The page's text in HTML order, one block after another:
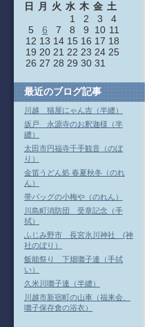
日
月 火 水 木 金 土
1
2 3
4
5
6 7 8 9 10 11
12 13 14 15 16 17 18
19 20 21 22 23 24 25
26 27 28 29 30 31
最近のブログ記事
川越 猫屋にゃん吉（半纏）
坂戸 永源寺のお釈迦様（半
纏）
太田市円福寺千手観音（のぼ
り）
金笛うどん処 春夏秋冬（のれ
ん）
帯バッグの小梅や（のれん）
川島町消防団 受章記念（手
拭）
ふじみ野市 長宮氷川神社 (神
社のぼり）
飯能祭り 下畑囃子連（手拭
い）
久米川囃子連（半纏）
川越市新宿町の山車（福来会、
囃子保存會の浴衣）